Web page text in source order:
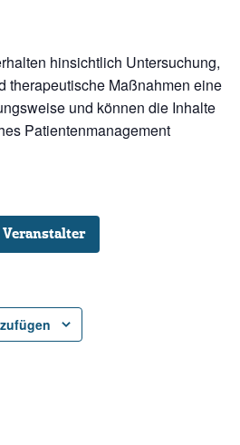
hinsichtlich Untersuchung,
therapeutische Maßnahmen eine
und können die Inhalte
Patientenmanagement